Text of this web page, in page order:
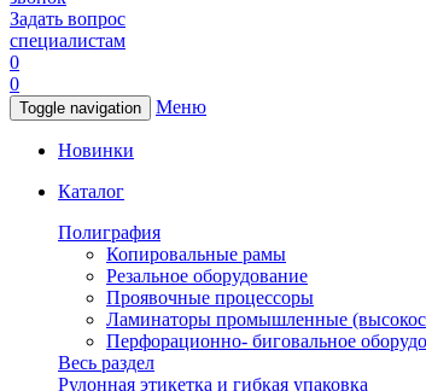
Задать вопрос
специалистам
0
0
Toggle navigation Меню
Новинки
Каталог
Полиграфия
Копировальные рамы
Резальное оборудование
Проявочные процессоры
Ламинаторы промышленные
Перфорационно- биговальное
Весь раздел
Рулонная этикетка и гибкая упаковка